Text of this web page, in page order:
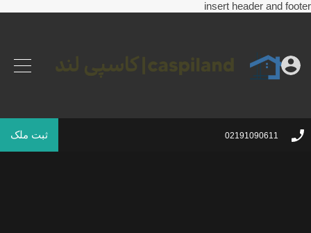
insert header and footer
02191090611 ثبت ملک